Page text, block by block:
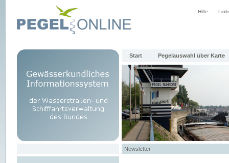
Hilfe
Start Pegelauswahl über Karte
Newsletter